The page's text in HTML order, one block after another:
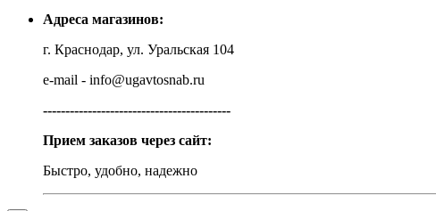
Адреса магазинов:
г. Краснодар, ул. Уральская 104
e-mail - info@ugavtosnab.ru
------------------------------------------
Прием заказов через сайт:
Быстро, удобно, надежно